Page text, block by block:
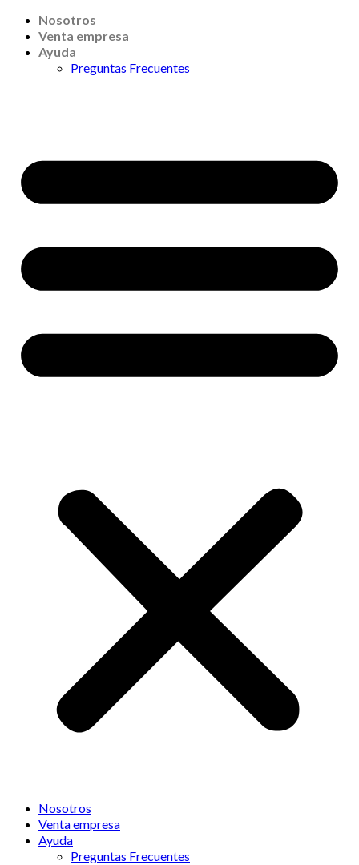
Nosotros
Venta empresa
Ayuda
Preguntas Frecuentes
Nosotros
Venta empresa
Ayuda
Preguntas Frecuentes